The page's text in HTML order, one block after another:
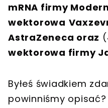
mRNA firmy
wektorowa
AstraZeneca oraz
wektorowa firmy
Byłeś świadkiem
powinniśmy